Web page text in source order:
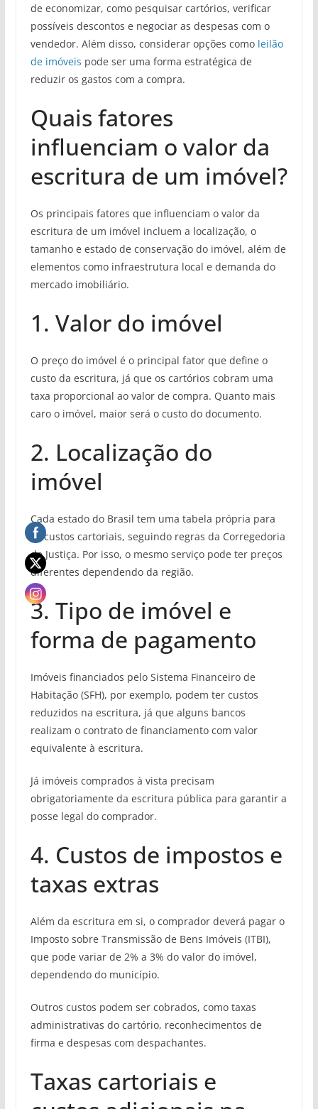
de economizar, como pesquisar cartórios, verificar
possíveis descontos e negociar as despesas com o
vendedor. Além disso, considerar opções como leilão
de imóveis pode ser uma forma estratégica de
reduzir os gastos com a compra.
Quais fatores
influenciam o valor da
escritura de um imóvel?
Os principais fatores que influenciam o valor da
escritura de um imóvel incluem a localização, o
tamanho e estado de conservação do imóvel, além de
elementos como infraestrutura local e demanda do
mercado imobiliário.
1. Valor do imóvel
O preço do imóvel é o principal fator que define o
custo da escritura, já que os cartórios cobram uma
taxa proporcional ao valor de compra. Quanto mais
caro o imóvel, maior será o custo do documento.
2. Localização do
imóvel
Cada estado do Brasil tem uma tabela própria para
os custos cartoriais, seguindo regras da Corregedoria
de Justiça. Por isso, o mesmo serviço pode ter preços
diferentes dependendo da região.
3. Tipo de imóvel e
forma de pagamento
Imóveis financiados pelo Sistema Financeiro de
Habitação (SFH), por exemplo, podem ter custos
reduzidos na escritura, já que alguns bancos
realizam o contrato de financiamento com valor
equivalente à escritura.
Já imóveis comprados à vista precisam
obrigatoriamente da escritura pública para garantir a
posse legal do comprador.
4. Custos de impostos e
taxas extras
Além da escritura em si, o comprador deverá pagar o
Imposto sobre Transmissão de Bens Imóveis (ITBI),
que pode variar de 2% a 3% do valor do imóvel,
dependendo do município.
Outros custos podem ser cobrados, como taxas
administrativas do cartório, reconhecimentos de
firma e despesas com despachantes.
Taxas cartoriais e